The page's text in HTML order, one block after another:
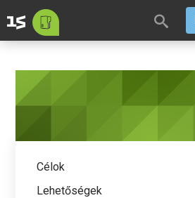
Célok
Lehetőségek